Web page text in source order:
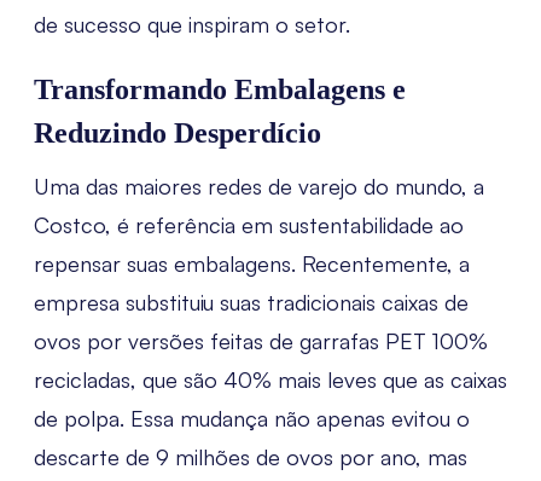
de sucesso que inspiram o setor.
Transformando Embalagens e
Reduzindo Desperdício
Uma das maiores redes de varejo do mundo, a
Costco, é referência em sustentabilidade ao
repensar suas embalagens. Recentemente, a
empresa substituiu suas tradicionais caixas de
ovos por versões feitas de garrafas PET 100%
recicladas, que são 40% mais leves que as caixas
de polpa. Essa mudança não apenas evitou o
descarte de 9 milhões de ovos por ano, mas